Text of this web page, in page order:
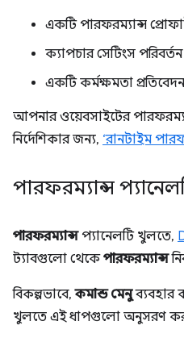
একটি পারফরম্যান্স
ক্যাপচার সেটিংস
একটি কর্মক্ষমতা প্রতিবেদন
আপনার ওয়েবসাইটের
নির্দেশিকার জন্য, ‘রানটাইম
পারফরম্যান্স
পারফরম্যান্সপ্যানেলটি খুলতে,
ট্যাবগুলো থেকেপারফরম্যান্স
বিকল্পভাবে,কমান্ড মেনুব্যবহার
খুলতে এই ধাপগুলো অনুসরণ